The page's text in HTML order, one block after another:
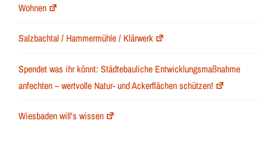
Wohnen
Salzbachtal / Hammermühle / Klärwerk
Spendet was ihr könnt: Städtebauliche Entwicklungsmaßnahme
anfechten – wertvolle Natur- und Ackerflächen schützen!
Wiesbaden will's wissen